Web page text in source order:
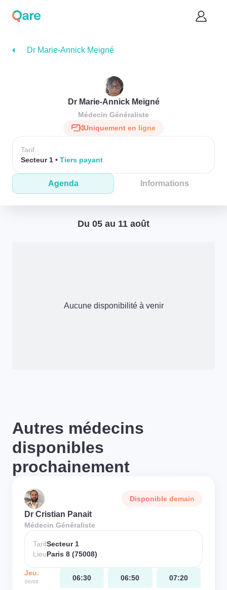
Dr Marie-Annick Meigné
Dr Marie-Annick Meigné
Médecin Généraliste
Uniquement en ligne
Tarif
Secteur 1
Tiers payant
Agenda Informations
Du 05 au 11 août
Aucune disponibilité à venir
Autres médecins
disponibles
prochainement
Disponible demain
Dr Cristian Panait
Médecin Généraliste
TarifSecteur 1
LieuParis 8 (75008)
Jeu.
06/08 06:30 06:50 07:20